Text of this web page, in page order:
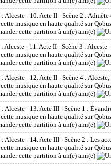
Alceste - 10. Acte II - Scène 2 : Admète
Alceste - 11. Acte II - Scène 3 : Alceste
Alceste - 12. Acte II - Scène 4 : Alceste,
Alceste - 13. Acte III - Scène 1 :
Alceste - 14. Acte III - Scène 2 : Les